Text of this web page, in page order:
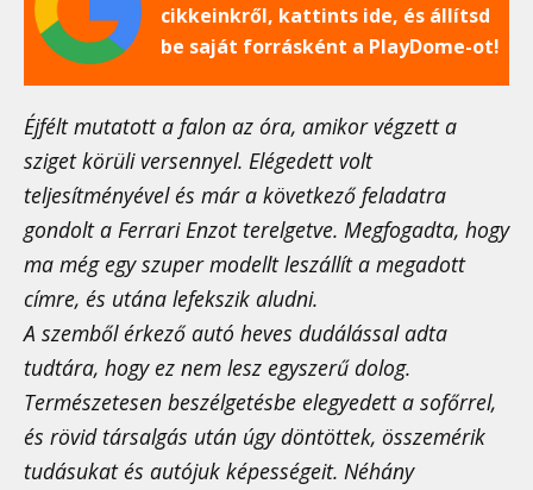
cikkeinkről, kattints ide, és állítsd
be saját forrásként a PlayDome-ot!
Éjfélt mutatott a falon az óra, amikor végzett a
sziget körüli versennyel. Elégedett volt
teljesítményével és már a következő feladatra
gondolt a Ferrari Enzot terelgetve. Megfogadta, hogy
ma még egy szuper modellt leszállít a megadott
címre, és utána lefekszik aludni.
A szemből érkező autó heves dudálással adta
tudtára, hogy ez nem lesz egyszerű dolog.
Természetesen beszélgetésbe elegyedett a sofőrrel,
és rövid társalgás után úgy döntöttek, összemérik
tudásukat és autójuk képességeit. Néhány